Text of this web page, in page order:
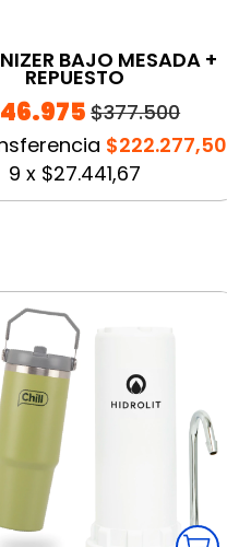
BAJO MESADA +
REPUESTO
$377.500
$222.277,50
9 x $27.441,67